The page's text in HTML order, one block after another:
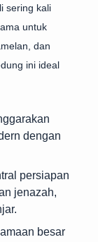
sering kali
untuk
dan
ini ideal
dengan
persiapan
jenazah,
besar